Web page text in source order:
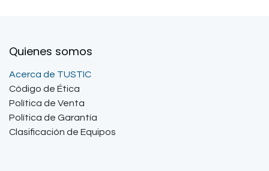
Quienes somos
Acerca de TUSTIC
Código de Ética
Política de Venta
Política de Garantía
Clasificación de Equipos